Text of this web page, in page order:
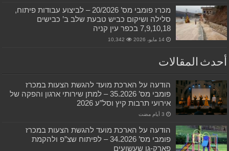
מכרז פומבי מס’ 20/2026 – לביצוע עבודות פיתוח,
סלילה ושיקום כביש טבעת שלב ב’ כבישים
7,9,10,18 בכפר עין קניה
14 مايو، 2026 10,342
أحدث المقالات
הודעה על הארכת מועד להגשת הצעות במכרז
פומבי מס’ 35.2026 – למתן שירותי ארגון והפקה של
אירועי תרבות קיץ וסל”ע 2026
הודעה על הארכת מועד להגשת הצעות במכרז
פומבי מס’ 34.2026 – לפיתוח שצ”פ ולהקמת
פארק-גן שעשועים